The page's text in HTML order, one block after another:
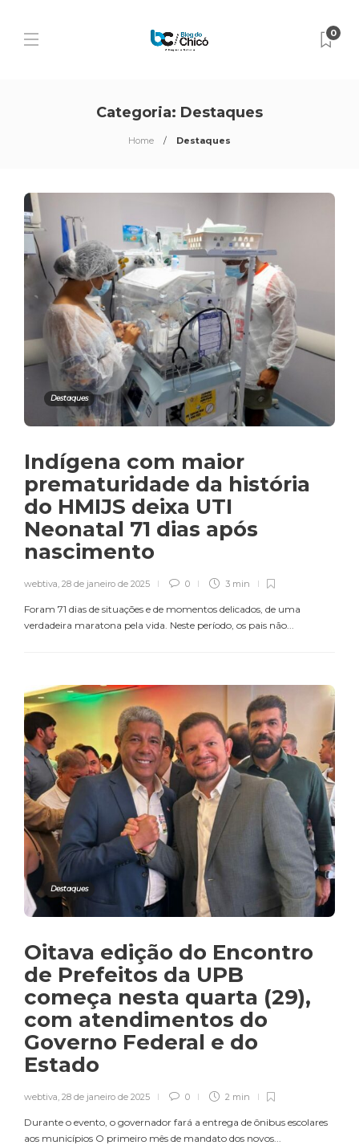
0
Categoria: Destaques
Home Destaques
Destaques
Indígena com maior
prematuridade da história
do HMIJS deixa UTI
Neonatal 71 dias após
nascimento
webtiva, 28 de janeiro de 2025 0 3 min
Foram 71 dias de situações e de momentos delicados, de uma
verdadeira maratona pela vida. Neste período, os pais não...
Destaques
Oitava edição do Encontro
de Prefeitos da UPB
começa nesta quarta (29),
com atendimentos do
Governo Federal e do
Estado
webtiva 28 de janeiro de 2025 0 2 min
Durante o evento, o governador fará a entrega de ônibus escolares
aos municípios O primeiro mês de mandato dos novos...